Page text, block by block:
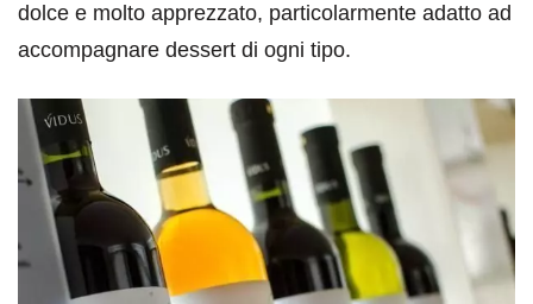
dolce e molto apprezzato, particolarmente adatto ad
accompagnare dessert di ogni tipo.